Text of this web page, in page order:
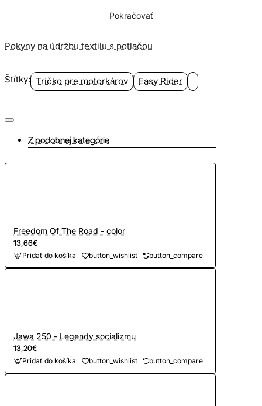
Pokračovať
Pokyny na údržbu textilu s potlačou
Štítky: Tričko pre motorkárov Easy Rider
Z podobnej kategórie
Freedom Of The Road - color
13,66€
Pridať do košíka button_wishlist button_compare
Jawa 250 - Legendy socializmu
13,20€
Pridať do košíka button_wishlist button_compare